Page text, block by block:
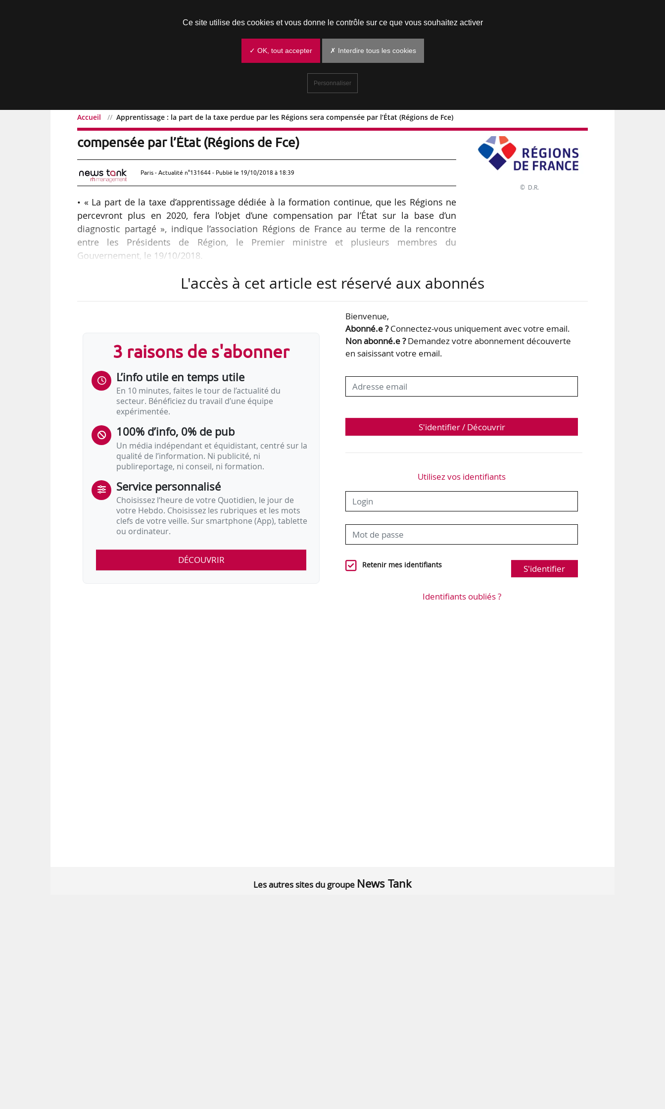
Accueil Apprentissage : la part de la taxe perdue par les Régions sera compensée par l’État (Régions de Fce)
Apprentissage : la part de la taxe perdue par les Régions sera
compensée par l’État (Régions de Fce)
Paris - Actualité n°131644 - Publié le 19/10/2018 à 18:39
• « La part de la taxe d’apprentissage dédiée à la formation continue, que les Régions ne
percevront plus en 2020, fera l’objet d’une compensation par l’État sur la base d’un
diagnostic partagé », indique l’association Régions de France au terme de la rencontre
entre les Présidents de Région, le Premier ministre et plusieurs membres du
Gouvernement, le 19/10/2018.
• Cette rencontre intervient quelques semaines après « l’appel de Marseille » porté par
à l’État et la proximité aux collectivités, dans un souci d’efficacité et de suppression des
© D.R.
L'accès à cet article est réservé aux abonnés
3 raisons de s'abonner
L’info utile en temps utile
En 10 minutes, faites le tour de l’actualité du
secteur. Bénéficiez du travail d’une équipe
expérimentée.
100% d’info, 0% de pub
Un média indépendant et équidistant, centré sur la
qualité de l’information. Ni publicité, ni
publireportage, ni conseil, ni formation.
Service personnalisé
Choisissez l‘heure de votre Quotidien, le jour de
votre Hebdo. Choisissez les rubriques et les mots
clefs de votre veille. Sur smartphone (App), tablette
ou ordinateur.
DÉCOUVRIR
Bienvenue,
Abonné.e ?Connectez-vous uniquement avec votre email.
Non abonné.e ?Demandez votre abonnement découverte
en saisissant votre email.
S'identifier / Découvrir
Utilisez vos identifiants
Retenir mes identifiants S'identifier
Identifiants oubliés ?
Les autres sites du groupe News Tank
Ce site utilise des cookies et vous donne le contrôle sur ce que vous souhaitez activer
✓ OK, tout accepter ✗ Interdire tous les cookies
Personnaliser